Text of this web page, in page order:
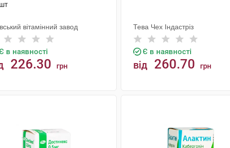
вітамінний завод
в наявності
226.30 грн
Тева Чех Індастріз
Є в наявності
від 260.70 грн